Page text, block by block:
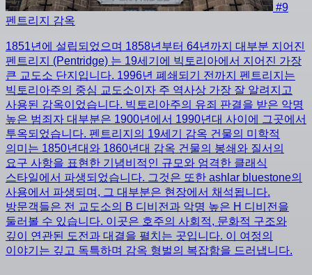
#9
펜트리지 감옥
1851년에 설립되었으며 1858년부터 64년까지 대부분 지어진
펜트리지 (Pentridge) 는 19세기에 빅토리아에서 지어진 가장
큰 교도소 단지입니다. 1996년 폐쇄되기 전까지 펜트리지는
빅토리아주의 중심 교도소이자 주 역사상 가장 잘 알려지고
사용된 감옥이었습니다. 빅토리아주의 유죄 판결을 받은 악명
높은 범죄자 대부분은 1900년에서 1990년대 사이에 그곳에서
투옥되었습니다. 펜트리지의 19세기 감옥 건물의 미학적
의미는 1850년대와 1860년대 감옥 건물의 봉쇄와 질서의
요구 사항을 표현한 기념비적인 규모와 엄격한 클래식
스타일에서 파생되었습니다. 그것은 또한 ashlar bluestone의
사용에서 파생되며, 그 대부분은 현장에서 채석됩니다.
방문객들은 전 교도소의 B 디비전과 악명 높은 H 디비전을
둘러볼 수 있습니다. 이곳은 호주의 사회적, 문화적 구조와
깊이 연관된 도전과 대결을 펼치는 곳입니다. 이 여정의
이야기는 깊고 독특하며 감옥 형벌의 복잡함을 드러냅니다.